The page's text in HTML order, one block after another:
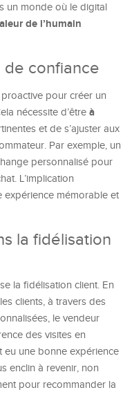
un monde où le digital
de l’humain
de confiance
pour créer un
nécessite d’être à
et de s’ajuster aux
Par exemple, un
personnalisé pour
L’implication
expérience mémorable et
la fidélisation
la fidélisation client. En
clients, à travers des
le vendeur
des visites en
eu une bonne expérience
enclin à revenir, non
pour recommander la